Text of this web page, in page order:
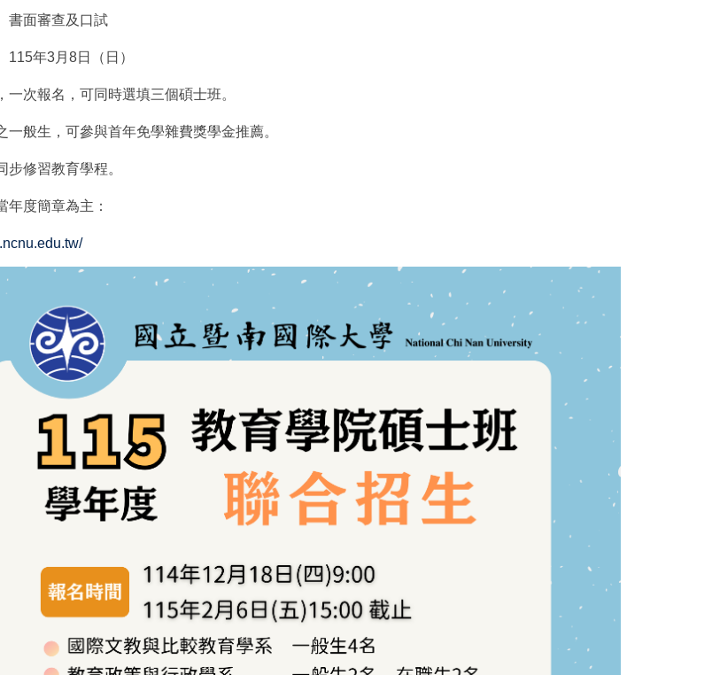
書面審查及口試
115年3月8日（日）
一次報名，可同時選填三個碩士班。
一般生，可參與首年免學雜費獎學金推薦。
步修習教育學程。
年度簡章為主：